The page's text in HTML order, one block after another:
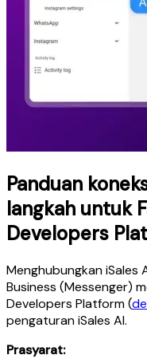
Panduan
langkah untuk
Developers
Menghubungkan iSales
Business (Messenger)
Developers Platform (
pengaturan iSales AI.
Prasyarat: